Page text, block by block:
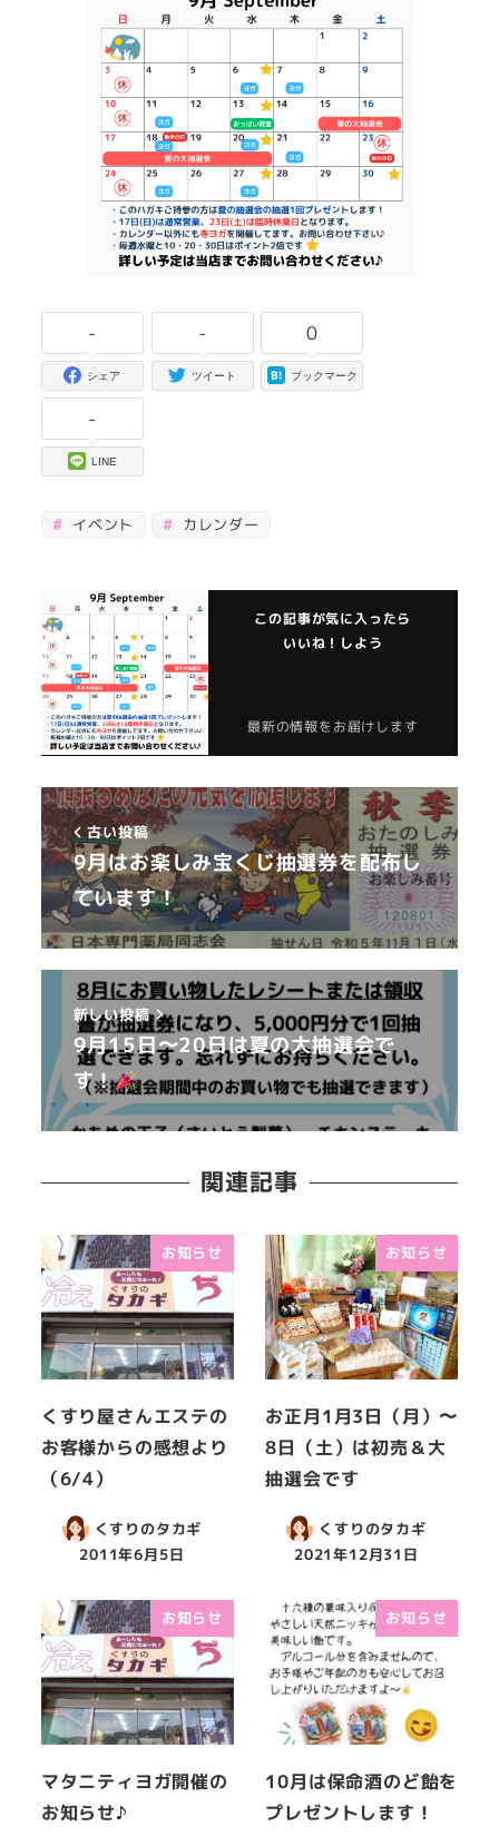
-
シェア
-
ツイート
0
ブックマーク
-
LINE
イベント カレンダー
この記事が気に入ったら
いいね！しよう
最新の情報をお届けします
古い投稿
9月はお楽しみ宝くじ抽選券を配布し
ています！
新しい投稿
9月15日〜20日は夏の大抽選会で
す！
関連記事
お知らせ
くすり屋さんエステの
お客様からの感想より
（6/4）
くすりのタカギ
2011年6月5日
お知らせ
お正月1月3日（月）〜
8日（土）は初売＆大
抽選会です
くすりのタカギ
2021年12月31日
お知らせ
マタニティヨガ開催の
お知らせ♪
お知らせ
10月は保命酒のど飴を
プレゼントします！